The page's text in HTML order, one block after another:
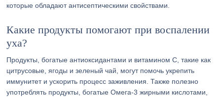
которые обладают антисептическими свойствами.
Какие продукты помогают при воспалении
уха?
Продукты, богатые антиоксидантами и витамином С, такие как
цитрусовые, ягоды и зеленый чай, могут помочь укрепить
иммунитет и ускорить процесс заживления. Также полезно
употреблять продукты, богатые Омега-3 жирными кислотами,